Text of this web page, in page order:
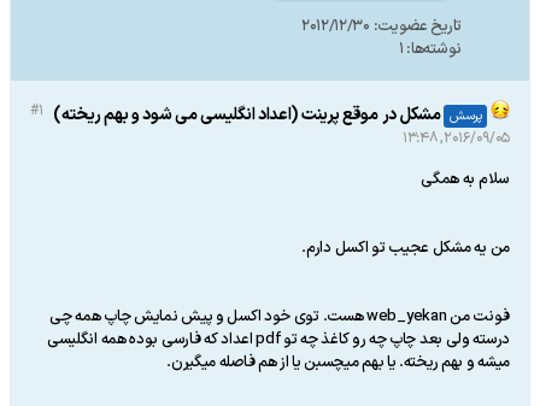
تاریخ عضویت: 2012/12/30
نوشته‌ها: 1
#1 پرسش مشکل در موقع پرینت (اعداد انگلیسی می شود و بهم ریخته)
2016/09/05, 13:48
سلام به همگی
من یه مشکل عجیب تو اکسل دارم.
فونت من web_yekan هست. توی خود اکسل و پیش نمایش چاپ همه چی
درسته ولی بعد چاپ چه رو کاغذ چه تو pdf اعداد که فارسی بوده همه انگلیسی
میشه و بهم ریخته. یا بهم میچسبن یا از هم فاصله میگیرن.